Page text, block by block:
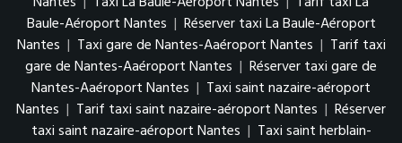
Baule-Aéroport Nantes | Réserver taxi La Baule-Aéroport
Nantes | Taxi gare de Nantes-Aaéroport Nantes | Tarif taxi
gare de Nantes-Aaéroport Nantes | Réserver taxi gare de
Nantes-Aaéroport Nantes | Taxi saint nazaire-aéroport
Nantes | Tarif taxi saint nazaire-aéroport Nantes | Réserver
taxi saint nazaire-aéroport Nantes | Taxi saint herblain-